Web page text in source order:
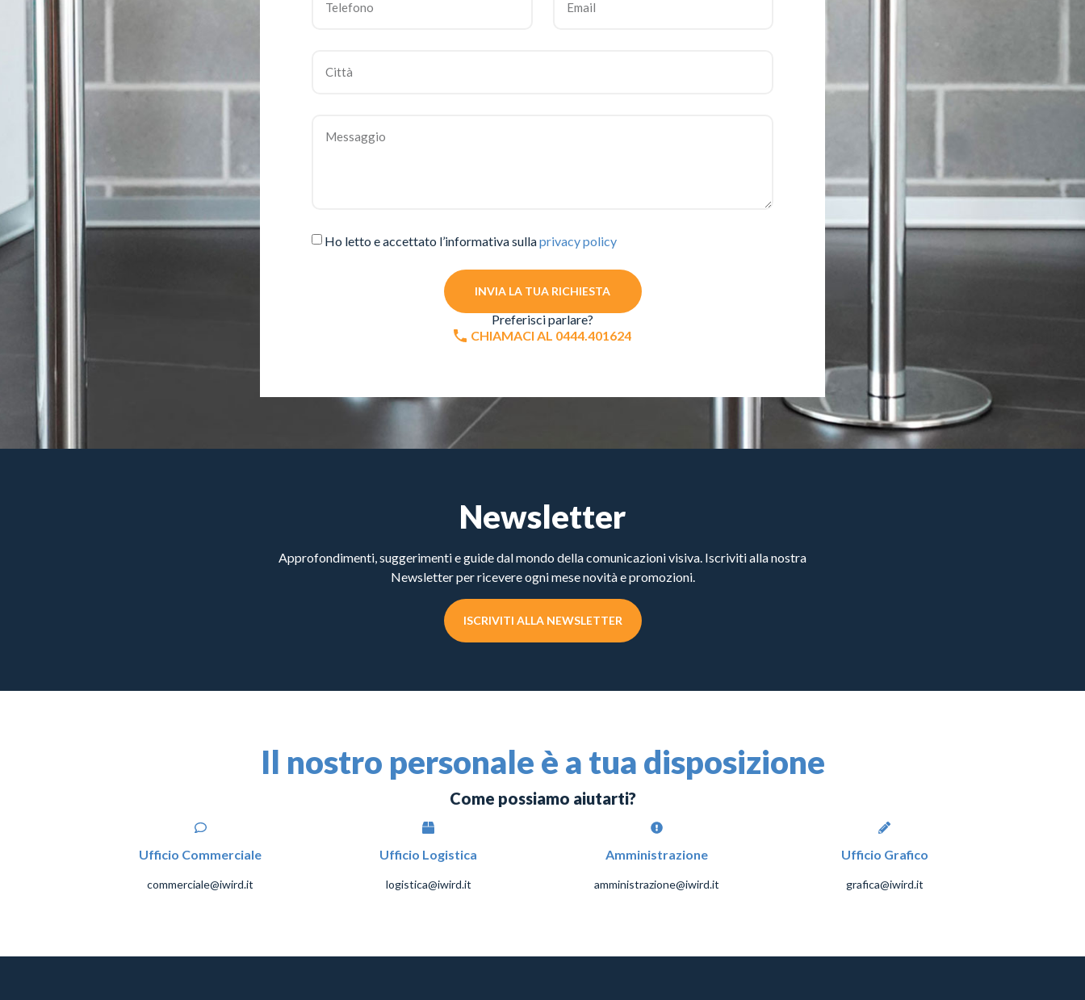
Ho letto e accettato l’informativa sullaprivacy policy
INVIA LA TUA RICHIESTA
Preferisci parlare?
CHIAMACI AL 0444.401624
Newsletter
Approfondimenti, suggerimenti e guide dal mondo della comunicazioni visiva. Iscriviti alla nostra
Newsletter per ricevere ogni mese novità e promozioni.
ISCRIVITI ALLA NEWSLETTER
Il nostro personale è a tua disposizione
Come possiamo aiutarti?
Ufficio Commerciale
commerciale@iwird.it
Ufficio Logistica
logistica@iwird.it
Amministrazione
amministrazione@iwird.it
Ufficio Grafico
grafica@iwird.it